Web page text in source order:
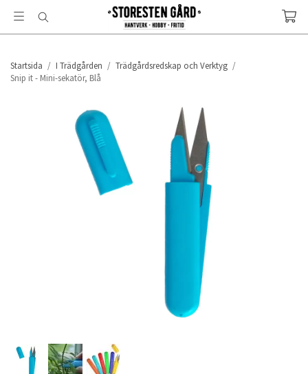
Startsida / I Trädgården / Trädgårdsredskap och Verktyg /
Snip it - Mini-sekatör, Blå